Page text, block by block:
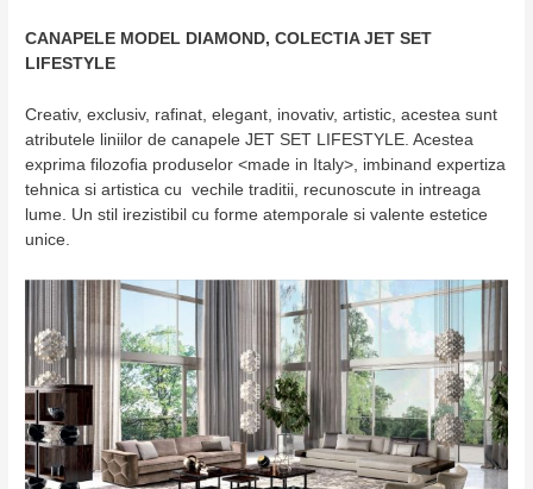
CANAPELE MODEL DIAMOND, COLECTIA JET SET
LIFESTYLE
Creativ, exclusiv, rafinat, elegant, inovativ, artistic, acestea sunt
atributele liniilor de canapele JET SET LIFESTYLE. Acestea
exprima filozofia produselor <made in Italy>, imbinand expertiza
tehnica si artistica cu vechile traditii, recunoscute in intreaga
lume. Un stil irezistibil cu forme atemporale si valente estetice
unice.